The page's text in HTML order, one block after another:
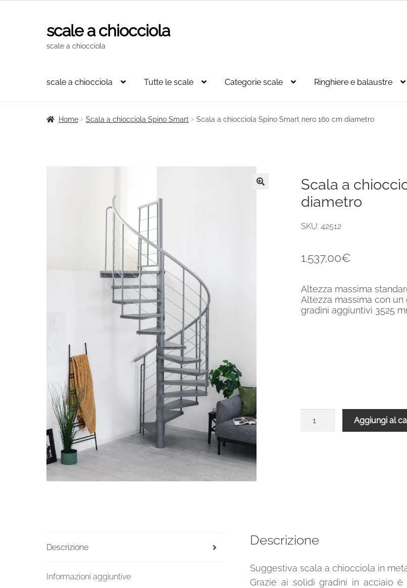
Vai
alla
Vai
al
scale a chiocciola
scale a chiocciola
scale a chiocciola Tutte le scale Categorie scale Ringhiere e balaustre
Home Scala a chiocciola Spino Smart Scala a chiocciola Spino Smart nero 160 cm diametro
Scala a
diametro
SKU: 42512
1.537,00€
Altezza massima
Altezza massima con
gradini aggiuntivi 3525
Aggiungi al
Descrizione
Informazioni aggiuntive
Descrizione
Suggestiva scala a chiocciola in
Grazie ai solidi gradini in acciaio